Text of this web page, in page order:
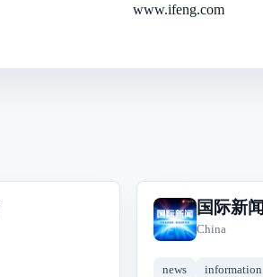
www.ifeng.com
国
国际新闻
China
news information